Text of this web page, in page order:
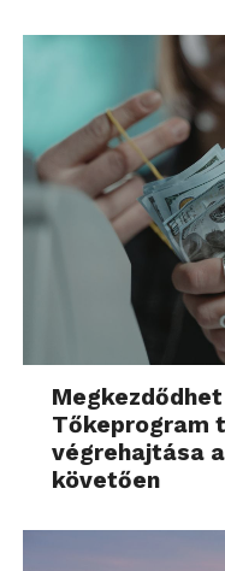
Tőkeprogram
végrehajtása
követően